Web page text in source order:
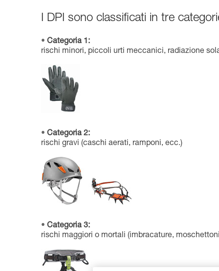
I DPI sono classificati in tre
Categoria 1:
rischi minori, piccoli urti meccanici, radiazione
Categoria 2:
rischi gravi (caschi aerati, ramponi, ecc.)
Categoria 3:
rischi maggiori o mortali (imbracature,